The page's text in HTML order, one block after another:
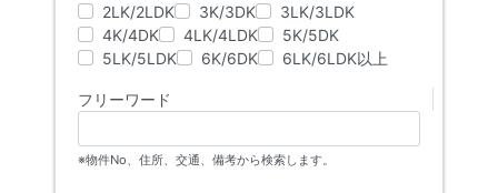
2LK/2LDK
3K/3DK
3LK/3LDK
4K/4DK
4LK/4LDK
5K/5DK
5LK/5LDK
6K/6DK 6LK/6LDK以上
フリーワード
※物件No、住所、交通、備考から検索します。